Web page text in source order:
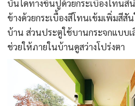
บันไดทางขึ้นปูด้วยกระเบื้องโทนสี
ข้างด้วยกระเบื้องสีโทนเข้มเพิ่มสี
บ้าน ส่วนประตูใช้บานกระจกแบบเ
ช่วยให้ภายในบ้านดูสว่างโปร่งตา